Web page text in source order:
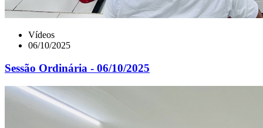
Vídeos
06/10/2025
Sessão Ordinária - 06/10/2025